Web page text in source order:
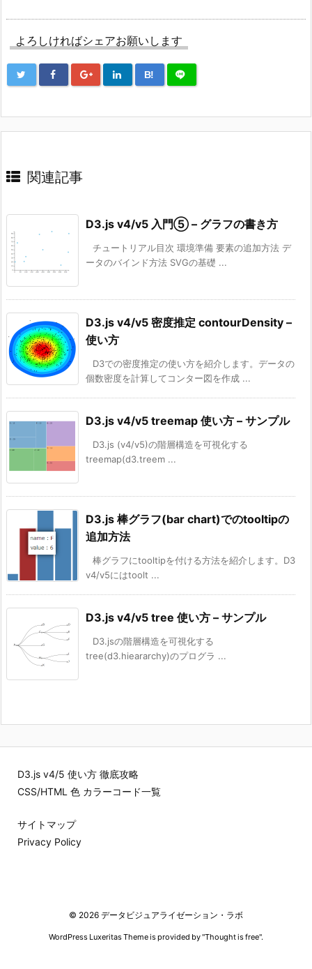
よろしければシェアお願いします
B!
関連記事
D3.js v4/v5 入門⑤ – グラフの書き方
チュートリアル目次 環境準備 要素の追加方法 デ
ータのバインド方法 SVGの基礎 ...
D3.js v4/v5 密度推定 contourDensity –
使い方
D3での密度推定の使い方を紹介します。データの
個数密度を計算してコンター図を作成 ...
D3.js v4/v5 treemap 使い方 – サンプル
D3.js (v4/v5)の階層構造を可視化する
treemap(d3.treem ...
D3.js 棒グラフ(bar chart)でのtooltipの
追加方法
棒グラフにtooltipを付ける方法を紹介します。D3
v4/v5にはtoolt ...
D3.js v4/v5 tree 使い方 – サンプル
D3.jsの階層構造を可視化する
tree(d3.hieararchy)のプログラ ...
D3.js v4/5 使い方 徹底攻略
CSS/HTML 色 カラーコード一覧
サイトマップ
Privacy Policy
© 2026 データビジュアライゼーション・ラボ
WordPress Luxeritas Theme is provided by "Thought is free".